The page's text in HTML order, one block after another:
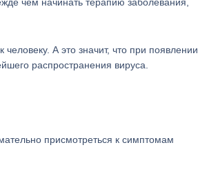
А это значит, что при появлении
распространения вируса.
присмотреться к симптомам